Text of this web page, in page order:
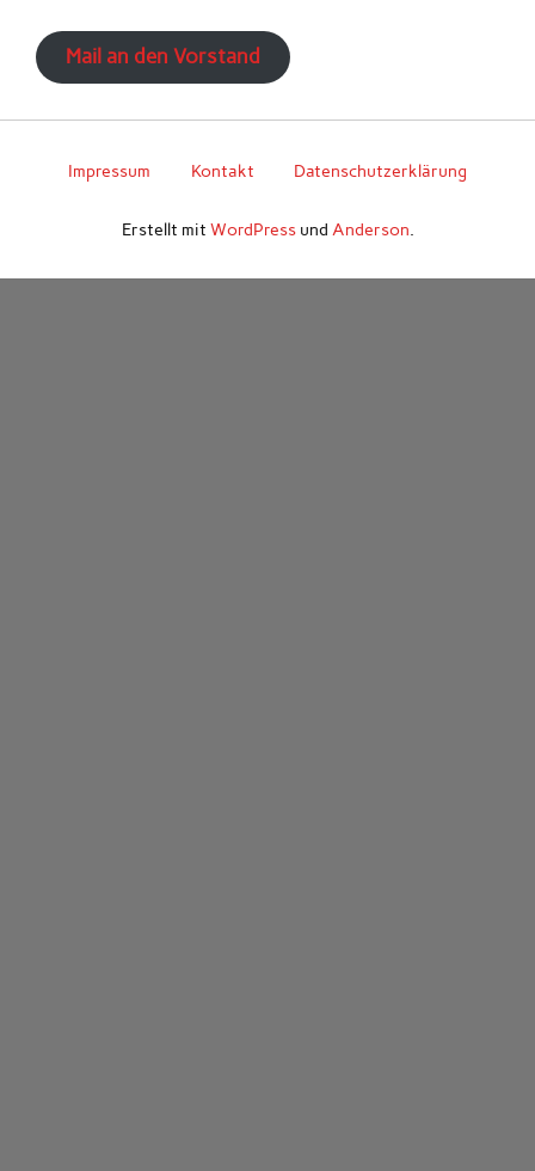
Mail an den Vorstand
Impressum Kontakt Datenschutzerklärung
Erstellt mit WordPressund Anderson